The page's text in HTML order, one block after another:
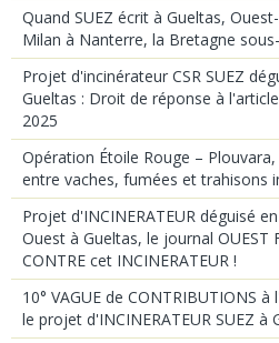
Quand SUEZ écrit à Gueltas,
Milan à Nanterre, la Bretagne
Projet d'incinérateur CSR SUEZ
Gueltas : Droit de réponse à
2025
Opération Étoile Rouge –
entre vaches, fumées et trahisons
Projet d'INCINERATEUR déguisé
Ouest à Gueltas, le journal OUEST
CONTRE cet INCINERATEUR !
10° VAGUE de CONTRIBUTIONS
le projet d'INCINERATEUR SUEZ à